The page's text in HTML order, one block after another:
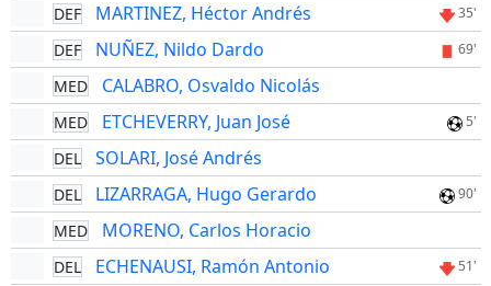
DEF MARTINEZ, Héctor Andrés 35'
DEF NUÑEZ, Nildo Dardo 69'
MED CALABRO, Osvaldo Nicolás
MED ETCHEVERRY, Juan José 5'
DEL SOLARI, José Andrés
DEL LIZARRAGA, Hugo Gerardo 90'
MED MORENO, Carlos Horacio
DEL ECHENAUSI, Ramón Antonio 51'